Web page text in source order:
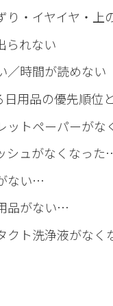
・イヤイヤ・上
られない
／時間が読めない
用品の優先順位
ットペーパーが
シュがなくなった
ない…
品がない…
クト洗浄液がな